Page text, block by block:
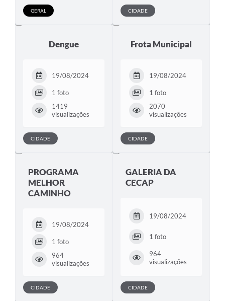
GERAL CIDADE
Dengue
19/08/2024
1 foto
1419
visualizações
CIDADE
Frota Municipal
19/08/2024
1 foto
2070
visualizações
CIDADE
PROGRAMA
MELHOR
CAMINHO
19/08/2024
1 foto
964
visualizações
CIDADE
GALERIA DA
CECAP
19/08/2024
1 foto
964
visualizações
CIDADE